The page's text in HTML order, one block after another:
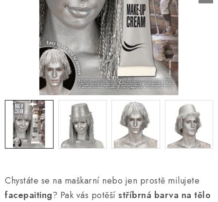
Náš příběh Nejčastější otázky a odpovědi Kontakty
Doprava a poštovné
Vrácení a reklamace
Obchodní podmínky
Podmínky ochrany osobních údajů
Chystáte se na maškarní nebo jen prostě milujete
facepaiting? Pak vás potěší stříbrná barva na tělo